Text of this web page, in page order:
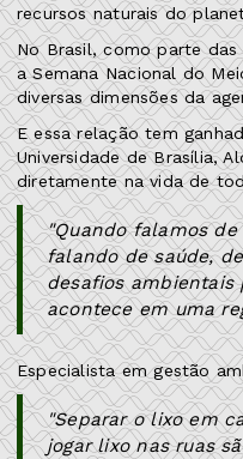
recursos naturais do
No Brasil, como parte das
a Semana Nacional do
diversas dimensões da
E essa relação tem
Universidade de Brasília,
diretamente na vida de
"Quando falamos
falando de saúde,
desafios ambientais
acontece em uma
Especialista em gestão
"Separar o lixo em
jogar lixo nas ruas